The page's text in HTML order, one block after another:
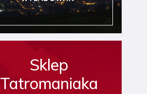
Sklep
Tatromaniaka